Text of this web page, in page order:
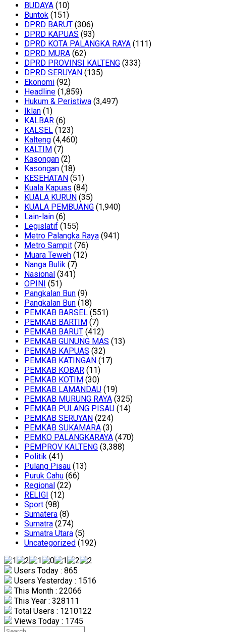
BUDAYA (10)
Buntok (151)
DPRD BARUT (306)
DPRD KAPUAS (93)
DPRD KOTA PALANGKA RAYA (111)
DPRD MURA (62)
DPRD PROVINSI KALTENG (333)
DPRD SERUYAN (135)
Ekonomi (92)
Headline (1,859)
Hukum & Peristiwa (3,497)
Iklan (1)
KALBAR (6)
KALSEL (123)
Kalteng (4,460)
KALTIM (7)
Kasongan (2)
Kasongan (18)
KESEHATAN (51)
Kuala Kapuas (84)
KUALA KURUN (35)
KUALA PEMBUANG (1,940)
Lain-lain (6)
Legislatif (155)
Metro Palangka Raya (941)
Metro Sampit (76)
Muara Teweh (12)
Nanga Bulik (7)
Nasional (341)
OPINI (51)
Pangkalan Bun (9)
Pangkalan Bun (18)
PEMKAB BARSEL (551)
PEMKAB BARTIM (7)
PEMKAB BARUT (412)
PEMKAB GUNUNG MAS (13)
PEMKAB KAPUAS (32)
PEMKAB KATINGAN (17)
PEMKAB KOBAR (11)
PEMKAB KOTIM (30)
PEMKAB LAMANDAU (19)
PEMKAB MURUNG RAYA (325)
PEMKAB PULANG PISAU (14)
PEMKAB SERUYAN (224)
PEMKAB SUKAMARA (3)
PEMKO PALANGKARAYA (470)
PEMPROV KALTENG (3,388)
Politik (41)
Pulang Pisau (13)
Puruk Cahu (66)
Regional (22)
RELIGI (12)
Sport (98)
Sumatera (8)
Sumatra (274)
Sumatra Utara (5)
Uncategorized (192)
Users Today : 865
Users Yesterday : 1516
This Month : 22066
This Year : 328111
Total Users : 1210122
Views Today : 1745